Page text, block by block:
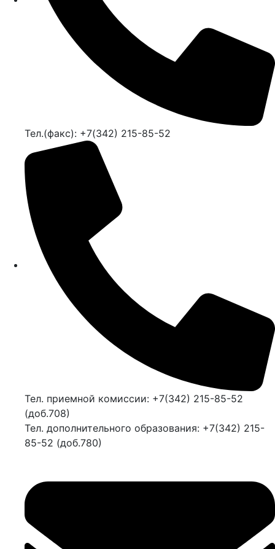
Тел.(факс): +7(342) 215-85-52
Тел. приемной комиссии: +7(342) 215-85-52
(доб.708)
Тел. дополнительного образования: +7(342) 215-
85-52 (доб.780)